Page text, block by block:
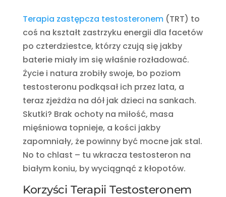
Terapia zastępcza testosteronem(TRT) to
coś na kształt zastrzyku energii dla facetów
po czterdziestce, którzy czują się jakby
baterie miały im się właśnie rozładować.
Życie i natura zrobiły swoje, bo poziom
testosteronu podkąsał ich przez lata, a
teraz zjeżdża na dół jak dzieci na sankach.
Skutki? Brak ochoty na miłość, masa
mięśniowa topnieje, a kości jakby
zapomniały, że powinny być mocne jak stal.
No to chlast – tu wkracza testosteron na
białym koniu, by wyciągnąć z kłopotów.
Korzyści Terapii Testosteronem